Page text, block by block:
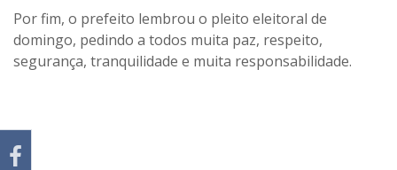
Por fim, o prefeito lembrou o pleito eleitoral de
domingo, pedindo a todos muita paz, respeito,
segurança, tranquilidade e muita responsabilidade.